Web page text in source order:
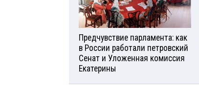
Предчувствие парламента: как
в России работали петровский
Сенат и Уложенная комиссия
Екатерины